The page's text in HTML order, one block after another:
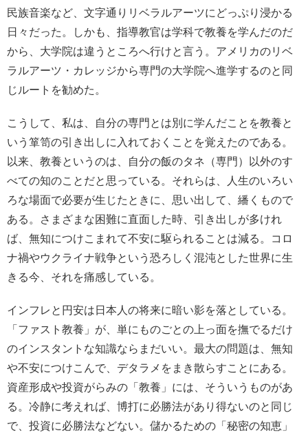
民族音楽など、文字通りリベラルアーツにどっぷり浸かる
日々だった。しかも、指導教官は学科で教養を学んだのだ
から、大学院は違うところへ行けと言う。アメリカのリベ
ラルアーツ・カレッジから専門の大学院へ進学するのと同
じルートを勧めた。
こうして、私は、自分の専門とは別に学んだことを教養と
いう箪笥の引き出しに入れておくことを覚えたのである。
以来、教養というのは、自分の飯のタネ（専門）以外のす
べての知のことだと思っている。それらは、人生のいろい
ろな場面で必要が生じたときに、思い出して、繙くもので
ある。さまざまな困難に直面した時、引き出しが多けれ
ば、無知につけこまれて不安に駆られることは減る。コロ
ナ禍やウクライナ戦争という恐ろしく混沌とした世界に生
きる今、それを痛感している。
インフレと円安は日本人の将来に暗い影を落としている。
「ファスト教養」が、単にものごとの上っ面を撫でるだけ
のインスタントな知識ならまだいい。最大の問題は、無知
や不安につけこんで、デタラメをまき散らすことにある。
資産形成や投資がらみの「教養」には、そういうものがあ
る。冷静に考えれば、博打に必勝法があり得ないのと同じ
で、投資に必勝法などない。儲かるための「秘密の知恵」